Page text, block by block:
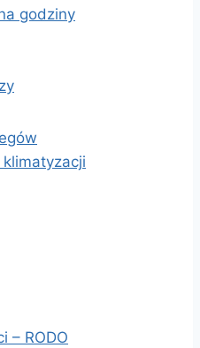
godziny
klimatyzacji
– RODO